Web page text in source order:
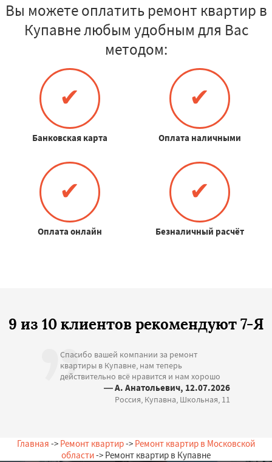
Вы можете оплатить ремонт квартир в
Купавне любым удобным для Вас
методом:
✔
Банковская карта
✔
Оплата наличными
✔
Оплата онлайн
✔
Безналичный расчёт
9 из 10 клиентов рекомендуют 7-Я
Спасибо вашей компании за ремонт
квартиры в Купавне, нам теперь
действительно всё нравится и нам хорошо
— А. Анатольевич, 12.07.2026
Россия, Купавна, Школьная, 11
Главная -> Ремонт квартир-> Ремонт квартир в Московской
области-> Ремонт квартир в Купавне